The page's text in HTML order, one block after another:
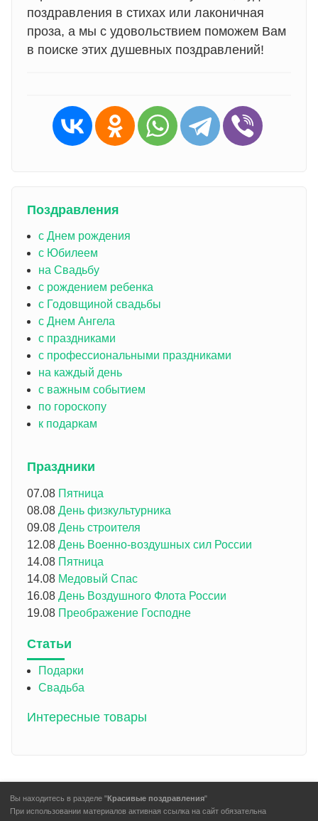
поздравления в стихах или лаконичная
проза, а мы с удовольствием поможем Вам
в поиске этих душевных поздравлений!
Поздравления
с Днем рождения
с Юбилеем
на Свадьбу
с рождением ребенка
с Годовщиной свадьбы
с Днем Ангела
с праздниками
с профессиональными праздниками
на каждый день
с важным событием
по гороскопу
к подаркам
Праздники
07.08 Пятница
08.08 День физкультурника
09.08 День строителя
12.08 День Военно-воздушных сил России
14.08 Пятница
14.08 Медовый Спас
16.08 День Воздушного Флота России
19.08 Преображение Господне
Статьи
Подарки
Свадьба
Интересные товары
Вы находитесь в разделе "Красивые поздравления"
При использовании материалов активная ссылка на сайт обязательна